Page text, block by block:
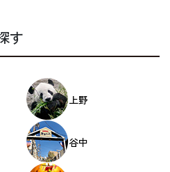
す
上野
谷中